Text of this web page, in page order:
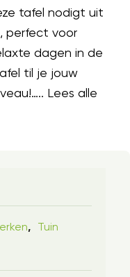
tafel nodigt uit
perfect voor
dagen in de
til je jouw
Lees alle
,
Tuin